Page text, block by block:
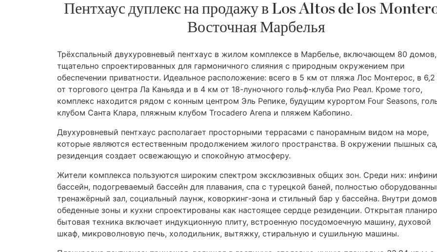
Пентхаус дуплекс на продажу в Los Altos de los
Восточная Марбелья
Трёхспальный двухуровневый пентхаус в жилом комплексе в Марбелье, включающем 80 домов,
тщательно спроектированных для гармоничного слияния с природным окружением при
обеспечении приватности. Идеальное расположение: всего в 5 км от пляжа Лос Монтерос, в
от торгового центра Ла Каньяда и в 4 км от 18-луночного гольф-клуба Рио Реал. Кроме того,
комплекс находится рядом с конным центром Эль Репике, будущим курортом Four Seasons,
клубом Санта Клара, пляжным клубом Trocadero Arena и пляжем Кабопино.
Двухуровневый пентхаус располагает просторными террасами с панорамным видом на море,
которые являются естественным продолжением жилого пространства. В окружении пышных
резиденция создает освежающую и спокойную атмосферу.
Жители комплекса пользуются широким спектром эксклюзивных общих зон. Среди них:
бассейн, подогреваемый бассейн для плавания, спа с турецкой баней, полностью
тренажёрный зал, социальный лаунж, коворкинг-зона и стильный бар у бассейна. Внутри домов
обеденные зоны и кухни спроектированы как настоящее сердце резиденции. Открытая
бытовая техника включает индукционную плиту, встроенную посудомоечную машину, духовой
шкаф, микроволновую печь, холодильник, вытяжку, стиральную и сушильную машины.